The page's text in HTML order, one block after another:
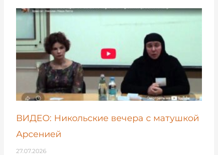
ВИДЕО: Никольские вечера с матушкой
Арсенией
27.07.2026